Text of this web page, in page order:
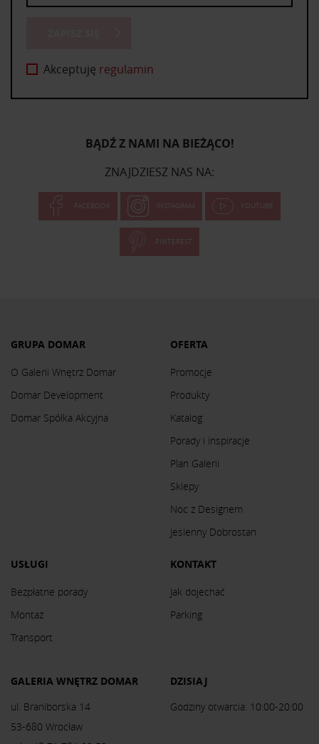
Akceptuję regulamin
BĄDŹ Z NAMI NA BIEŻĄCO!
ZNAJDZIESZ NAS NA:
FACEBOOK INSTAGRAM YOUTUBE
PINTEREST
GRUPA DOMAR
O Galerii Wnętrz Domar
Domar Development
Domar Spółka Akcyjna
OFERTA
Promocje
Produkty
Katalog
Porady i inspiracje
Plan Galerii
Sklepy
Noc z Designem
Jesienny Dobrostan
USŁUGI
Bezpłatne porady
Montaż
Transport
KONTAKT
Jak dojechać
Parking
GALERIA WNĘTRZ DOMAR
ul. Braniborska 14
53-680 Wrocław
DZISIAJ
Godziny otwarcia: 10:00-20:00